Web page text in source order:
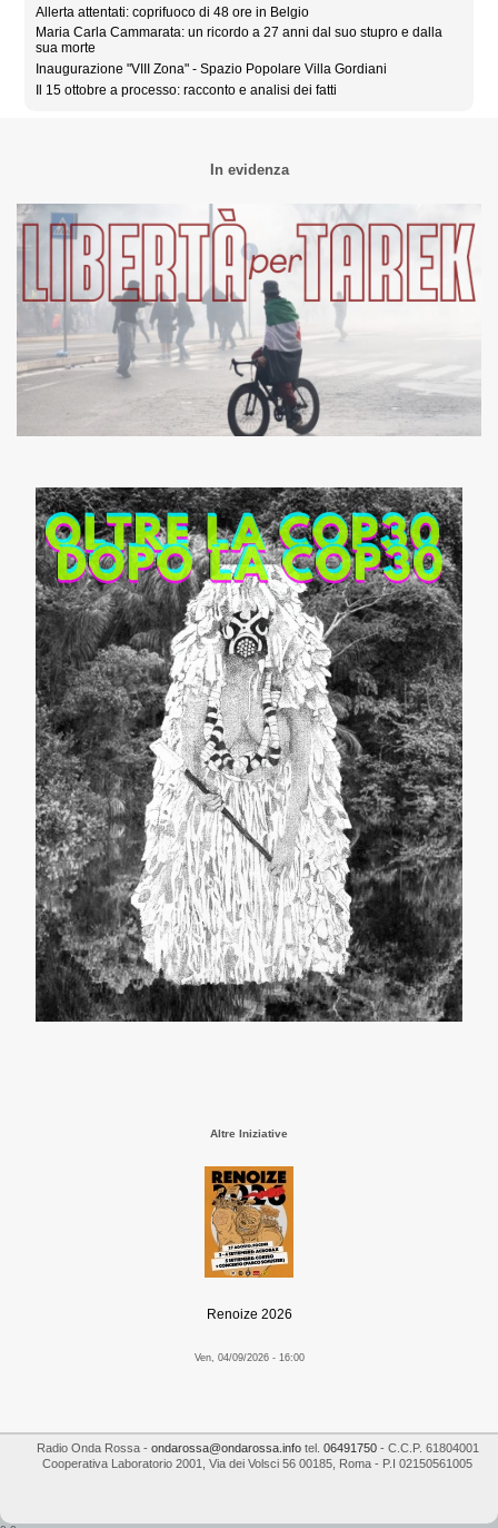
Allerta attentati: coprifuoco di 48 ore in Belgio
Maria Carla Cammarata: un ricordo a 27 anni dal suo stupro e dalla
sua morte
Inaugurazione "VIII Zona" - Spazio Popolare Villa Gordiani
Il 15 ottobre a processo: racconto e analisi dei fatti
In evidenza
Altre Iniziative
Renoize 2026
Ven, 04/09/2026 - 16:00
Radio Onda Rossa- ondarossa@ondarossa.infotel. 06491750- C.C.P. 61804001
Cooperativa Laboratorio 2001
Via dei Volsci 56 00185 Roma - P.I 02150561005